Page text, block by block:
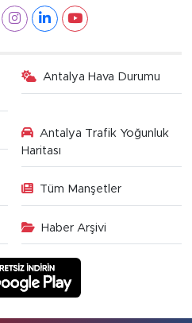
Antalya Hava Durumu
Antalya Trafik Yoğunluk
Haritası
Tüm Manşetler
Haber Arşivi